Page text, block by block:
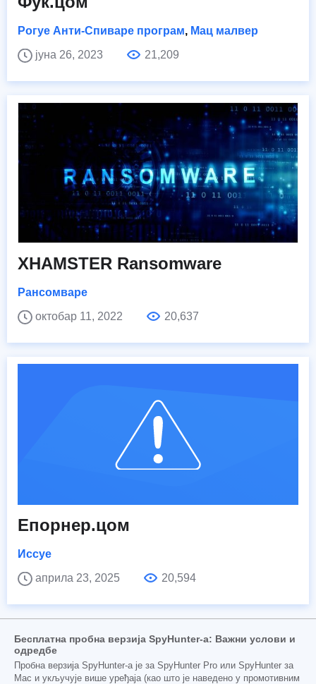
Рогуе Анти-Спиваре програм, Мац малвер
јуна 26, 2023
21,209
XHAMSTER Ransomware
Рансомваре
октобар 11, 2022
20,637
Епорнер.цом
Иссуе
априла 23, 2025
20,594
Бесплатна пробна верзија SpyHunter-а: Важни услови и
одредбе
Пробна верзија SpyHunter-а је за SpyHunter Pro или SpyHunter за
Mac и укључује више уређаја (као што је наведено у промотивним